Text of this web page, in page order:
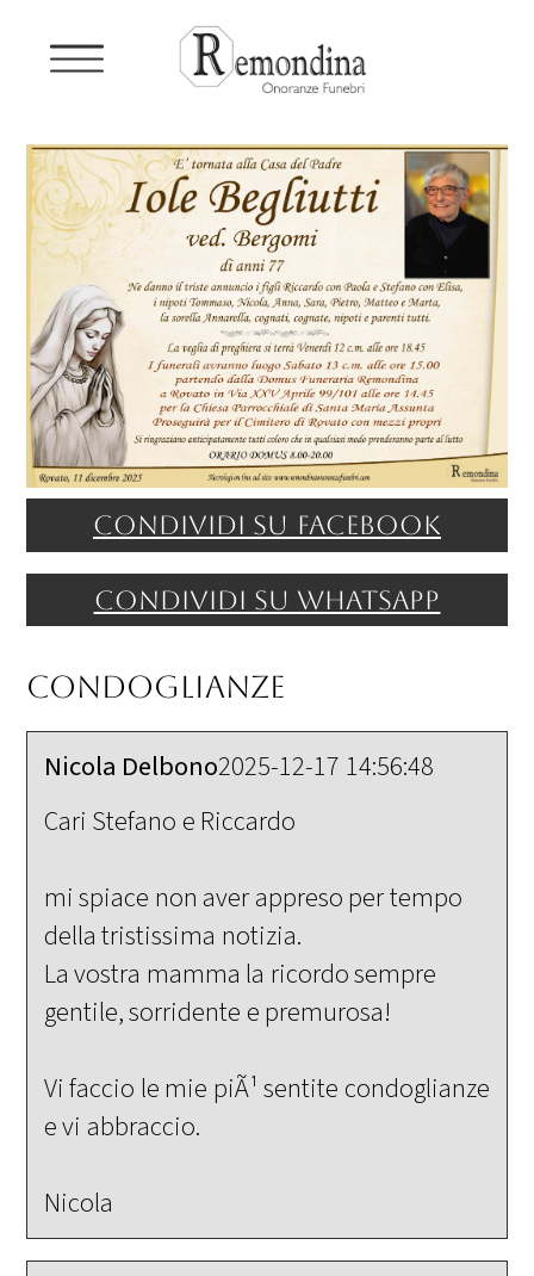
Condividi su facebook
Condividi su WhatsApp
Condoglianze
Nicola Delbono2025-12-17 14:56:48
Cari Stefano e Riccardo
mi spiace non aver appreso per tempo
della tristissima notizia.
La vostra mamma la ricordo sempre
gentile, sorridente e premurosa!
Vi faccio le mie piÃ¹ sentite condoglianze
e vi abbraccio.
Nicola